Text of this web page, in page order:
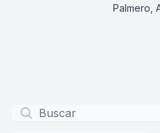
Palmero,